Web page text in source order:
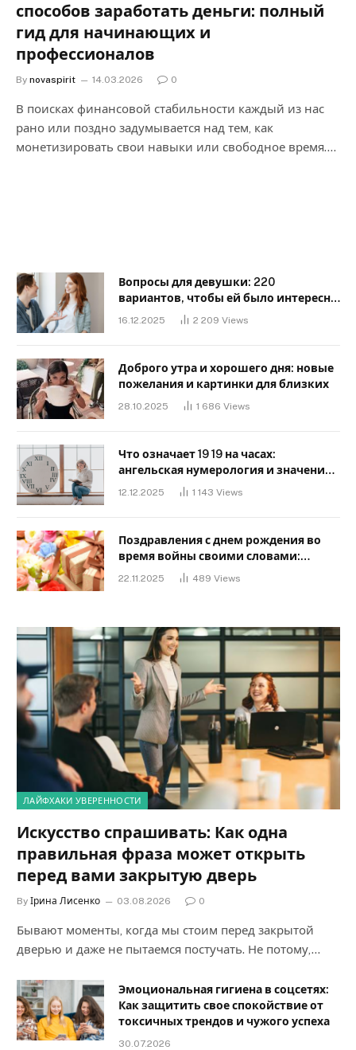
способов заработать деньги: полный
гид для начинающих и
профессионалов
By novaspirit 14.03.2026 0
В поисках финансовой стабильности каждый из нас
рано или поздно задумывается над тем, как
монетизировать свои навыки или свободное время.…
Вопросы для девушки: 220
вариантов, чтобы ей было интересно
16.12.2025 2 209 Views
Доброго утра и хорошего дня: новые
пожелания и картинки для близких
28.10.2025 1 686 Views
Что означает 19 19 на часах:
ангельская нумерология и значение
12.12.2025 1 143 Views
Поздравления с днем ​​рождения во
время войны своими словами:
Слова, дающие надежду и силу
22.11.2025 489 Views
ЛАЙФХАКИ УВЕРЕННОСТИ
Искусство спрашивать: Как одна
правильная фраза может открыть
перед вами закрытую дверь
By Ірина Лисенко 03.08.2026 0
Бывают моменты, когда мы стоим перед закрытой
дверью и даже не пытаемся постучать. Не потому,…
Эмоциональная гигиена в соцсетях:
Как защитить свое спокойствие от
токсичных трендов и чужого успеха
30.07.2026